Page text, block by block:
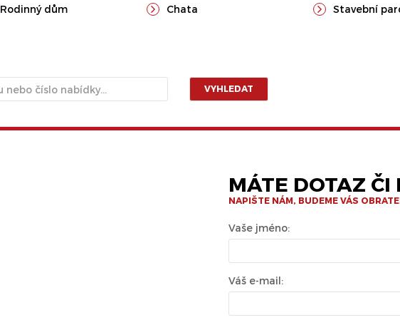
Rodinný dům
Chata
Stavební
VYHLEDAT
MÁTE DOTAZ ČI
NAPIŠTE NÁM, BUDEME VÁS
Vaše jméno:
Váš e-mail: